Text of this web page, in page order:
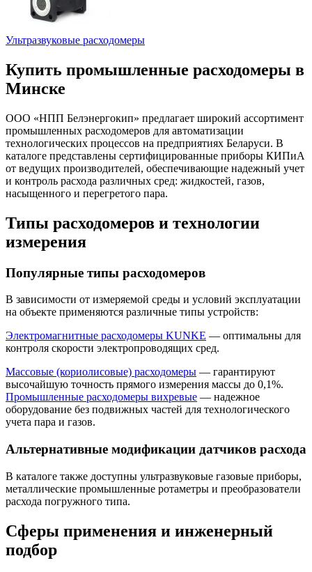
Ультразвуковые расходомеры
Купить промышленные расходомеры в
Минске
ООО «НПП Белэнергокип» предлагает широкий ассортимент
промышленных расходомеров для автоматизации
технологических процессов на предприятиях Беларуси. В
каталоге представлены сертифицированные приборы КИПиА
от ведущих производителей, обеспечивающие надежный учет
и контроль расхода различных сред: жидкостей, газов,
насыщенного и перегретого пара.
Типы расходомеров и технологии
измерения
Популярные типы расходомеров
В зависимости от измеряемой среды и условий эксплуатации
на объекте применяются различные типы устройств:
Электромагнитные расходомеры KUNKE — оптимальны для
контроля скорости электропроводящих сред.
Массовые (кориолисовые) расходомеры — гарантируют
высочайшую точность прямого измерения массы до 0,1%.
Промышленные расходомеры вихревые — надежное
оборудование без подвижных частей для технологического
учета пара и газов.
Альтернативные модификации датчиков расхода
В каталоге также доступны ультразвуковые газовые приборы,
металлические промышленные ротаметры и преобразователи
расхода погружного типа.
Сферы применения и инженерный
подбор